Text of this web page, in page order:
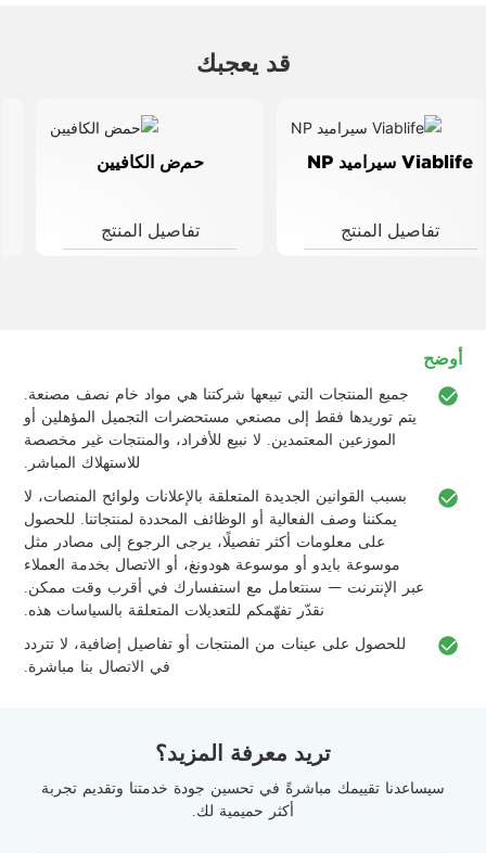
قد يعجبك
حمض الكافيين
تفاصيل المنتج
سكوالين
تفاصيل المنتج
أوضح
جميع المنتجات التي تبيعها شركتنا هي مواد خام نصف مصنعة.
يتم توريدها فقط إلى مصنعي مستحضرات التجميل المؤهلين أو
الموزعين المعتمدين. لا نبيع للأفراد، والمنتجات غير مخصصة
للاستهلاك المباشر.
بسبب القوانين الجديدة المتعلقة بالإعلانات ولوائح المنصات، لا
يمكننا وصف الفعالية أو الوظائف المحددة لمنتجاتنا. للحصول
على معلومات أكثر تفصيلًا، يرجى الرجوع إلى مصادر مثل
موسوعة بايدو أو موسوعة هودونغ، أو الاتصال بخدمة العملاء
عبر الإنترنت — سنتعامل مع استفسارك في أقرب وقت ممكن.
نقدّر تفهّمكم للتعديلات المتعلقة بالسياسات هذه.
للحصول على عينات من المنتجات أو تفاصيل إضافية، لا تتردد
في الاتصال بنا مباشرة.
تريد معرفة المزيد؟
سيساعدنا تقييمك مباشرةً في تحسين جودة خدمتنا وتقديم تجربة
أكثر حميمية لك.